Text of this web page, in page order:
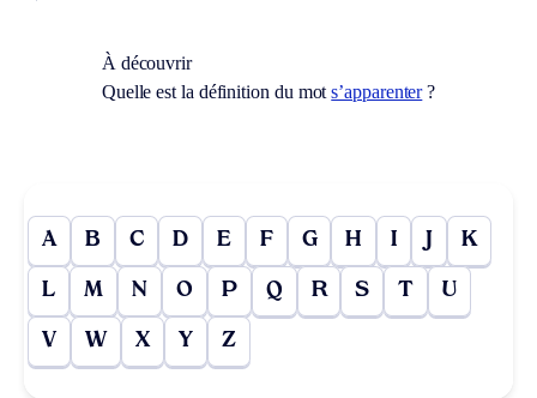
À découvrir
Quelle est la définition du mots’apparenter?
A B C D E F G H I J K
L M N O P Q R S T U
V W X Y Z